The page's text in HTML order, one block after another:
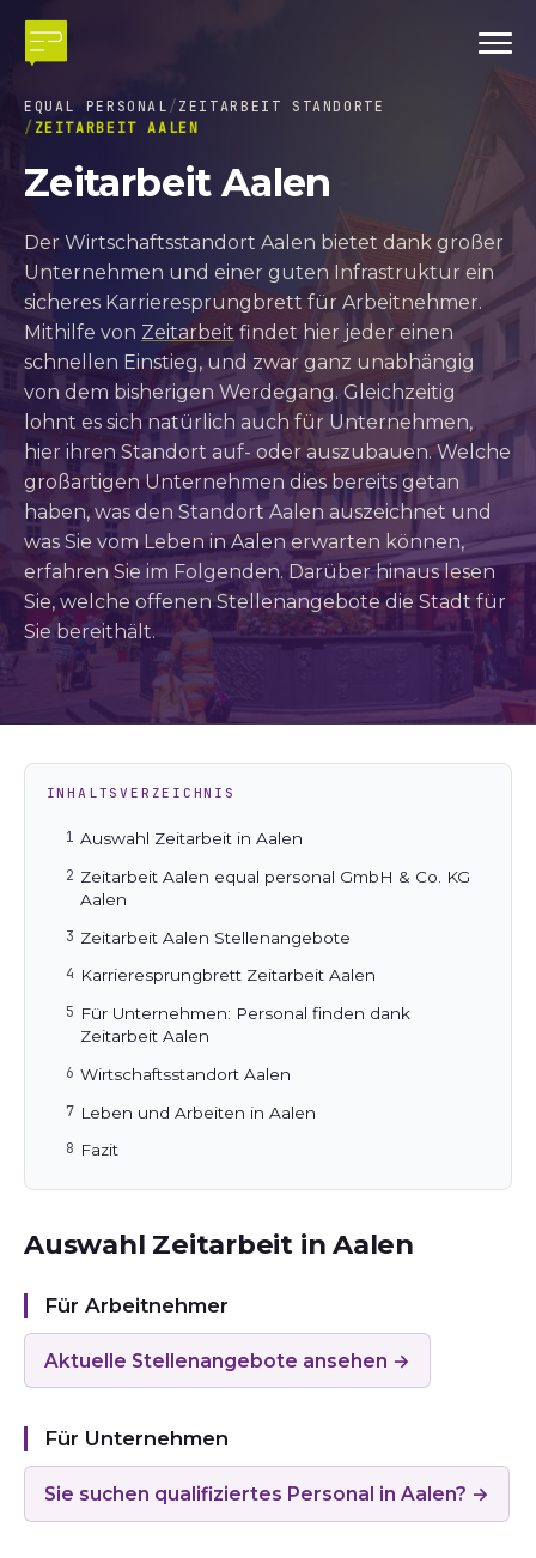
EQUAL PERSONAL
ZEITARBEIT STANDORTE
ZEITARBEIT AALEN
Zeitarbeit Aalen
Der Wirtschaftsstandort Aalen bietet dank großer
Unternehmen und einer guten Infrastruktur ein
sicheres Karrieresprungbrett für Arbeitnehmer.
Mithilfe von Zeitarbeit findet hier jeder einen
schnellen Einstieg, und zwar ganz unabhängig
von dem bisherigen Werdegang. Gleichzeitig
lohnt es sich natürlich auch für Unternehmen,
hier ihren Standort auf- oder auszubauen. Welche
großartigen Unternehmen dies bereits getan
haben, was den Standort Aalen auszeichnet und
was Sie vom Leben in Aalen erwarten können,
erfahren Sie im Folgenden. Darüber hinaus lesen
Sie, welche offenen Stellenangebote die Stadt für
Sie bereithält.
INHALTSVERZEICHNIS
Auswahl Zeitarbeit in Aalen
Zeitarbeit Aalen equal personal GmbH & Co. KG
Aalen
Zeitarbeit Aalen Stellenangebote
Karrieresprungbrett Zeitarbeit Aalen
Für Unternehmen: Personal finden dank
Zeitarbeit Aalen
Wirtschaftsstandort Aalen
Leben und Arbeiten in Aalen
Fazit
Auswahl Zeitarbeit in Aalen
Für Arbeitnehmer
Aktuelle Stellenangebote ansehen →
Für Unternehmen
Sie suchen qualifiziertes Personal in Aalen? →